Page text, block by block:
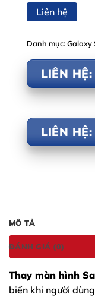
Liên hệ
Danh mục:Galaxy
LIÊN
LIÊN
MÔ TẢ
ĐÁNH GIÁ (0)
Thay màn hình
biến khi người